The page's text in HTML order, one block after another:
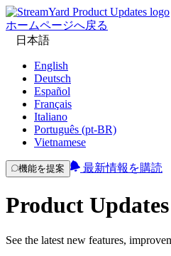
ホームページへ戻る
日本語
English
Deutsch
Español
Français
Italiano
Português (pt-BR)
Vietnamese
機能を提案 最新情報を購読
Product Updates
See the latest new features,